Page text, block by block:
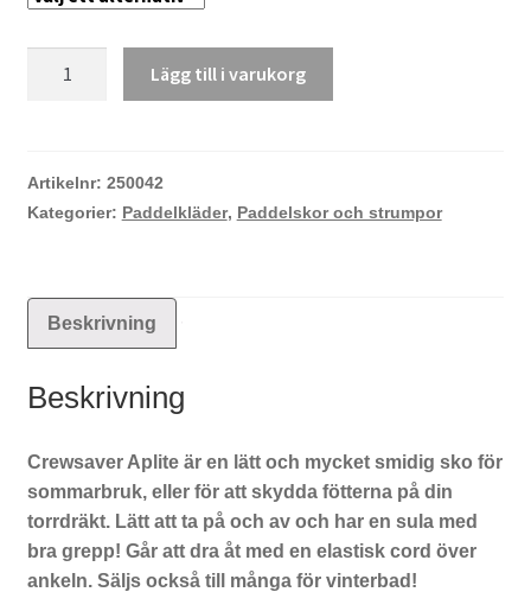
Lägg till i varukorg
Artikelnr: 250042
Kategorier: Paddelkläder, Paddelskor och strumpor
Beskrivning
Beskrivning
Crewsaver Aplite är en lätt och mycket smidig sko för
sommarbruk, eller för att skydda fötterna på din
torrdräkt. Lätt att ta på och av och har en sula med
bra grepp! Går att dra åt med en elastisk cord över
ankeln. Säljs också till många för vinterbad!